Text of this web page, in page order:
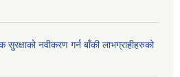
नवीकरण गर्न बाँकी लाभग्राहीहरुको